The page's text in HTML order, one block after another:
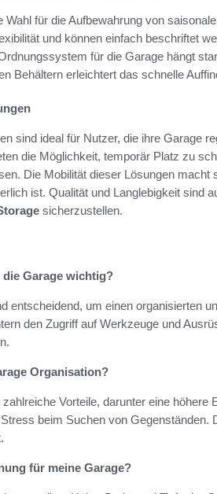
Wahl für die Aufbewahrung von
und können einfach beschriftet
für die Garage hängt
Behältern erleichtert das schnelle
sind ideal für Nutzer, die ihre Garage
die Möglichkeit, temporär Platz zu
Die Mobilität dieser Lösungen macht
ist. Qualität und Langlebigkeit sind
sicherzustellen.
Garage wichtig?
entscheidend, um einen organisierten
den Zugriff auf Werkzeuge und
Organisation?
Vorteile, darunter eine höhere
beim Suchen von Gegenständen.
für meine Garage?